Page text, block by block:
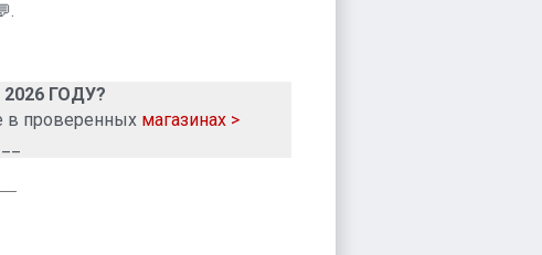
2026 ГОДУ?
в проверенных магазинах >